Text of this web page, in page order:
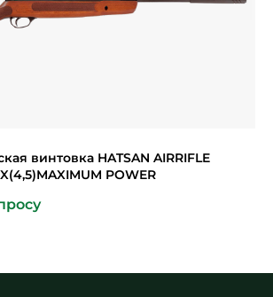
винтовка HATSAN AIRRIFLE
POWER